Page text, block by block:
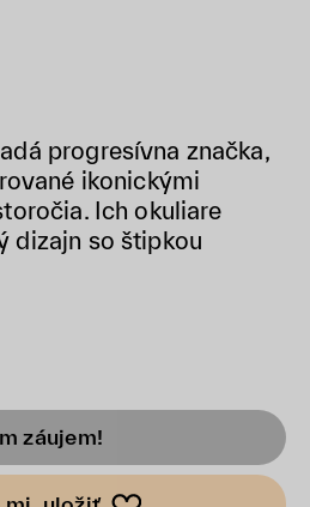
progresívna značka,
ikonickými
Ich okuliare
dizajn so štipkou
záujem!